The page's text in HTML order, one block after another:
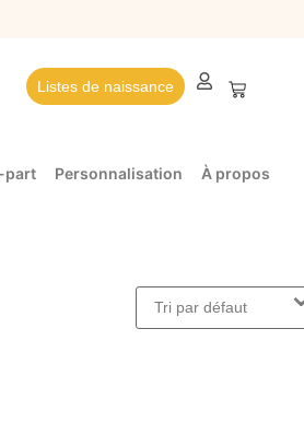
Listes de naissance
part Personnalisation À propos